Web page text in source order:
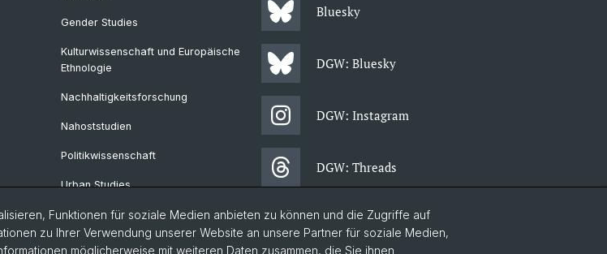
Gender Studies
Kulturwissenschaft und Europäische
Ethnologie
Nachhaltigkeitsforschung
Nahoststudien
Politikwissenschaft
Urban Studies
Bluesky
DGW: Bluesky
DGW: Instagram
DGW: Threads
DGW: Facebook
Funktionen für soziale Medien anbieten zu können und die Zugriffe auf
zu Ihrer Verwendung unserer Website an unsere Partner für soziale Medien,
möglicherweise mit weiteren Daten zusammen, die Sie ihnen